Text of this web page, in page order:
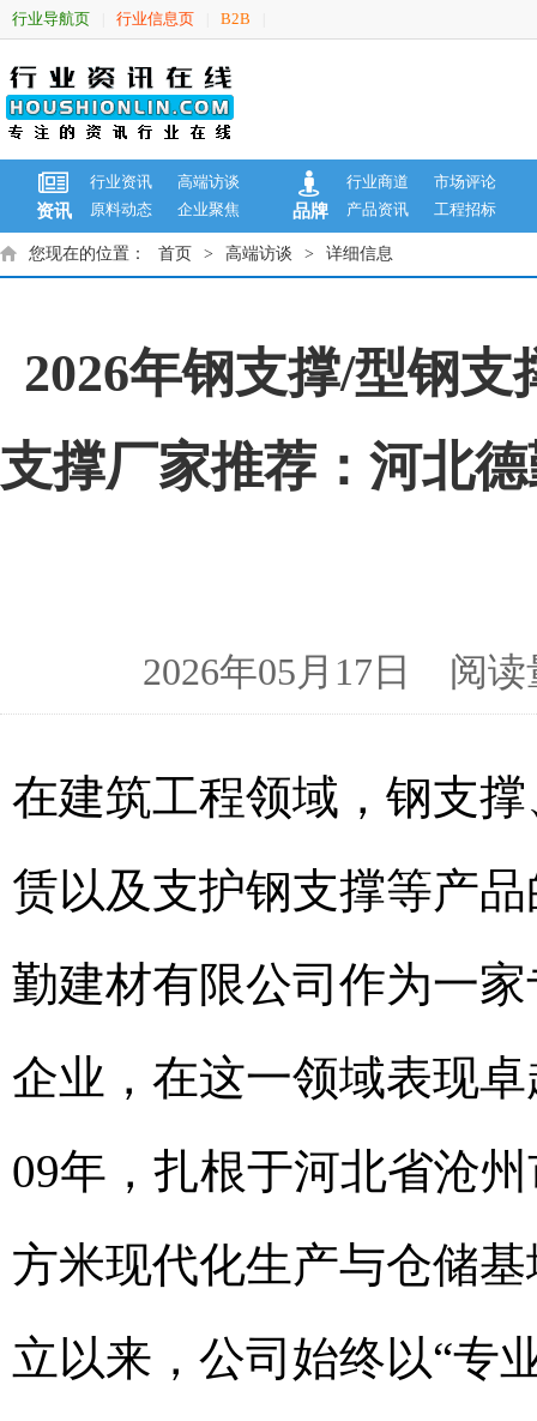
行业导航页 行业信息页 B2B
资讯
行业资讯
高端访谈
原料动态
企业聚焦 品牌
行业商道
市场评论
产品资讯
工程招标
您现在的位置： 首页 > 高端访谈 > 详细信息
2026年钢支撑/型钢
支撑厂家推荐：河北
2026年05月17日 阅
在建筑工程领域，钢支
赁以及支护钢支撑等产
勤建材有限公司作为一
企业，在这一领域表现
09年，扎根于河北省沧
方米现代化生产与仓储
立以来，公司始终以“专